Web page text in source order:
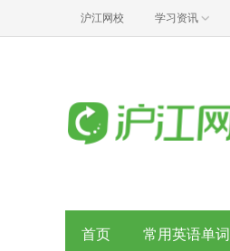
沪江网校 学习资讯
首页 常用英语单词